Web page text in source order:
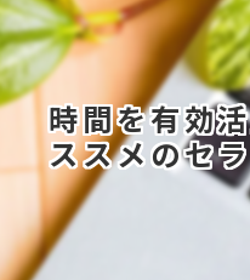
時間を有効
ススメのセ